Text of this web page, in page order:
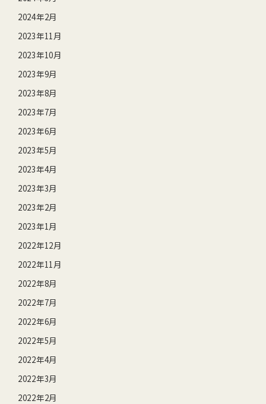
2024年2月
2023年11月
2023年10月
2023年9月
2023年8月
2023年7月
2023年6月
2023年5月
2023年4月
2023年3月
2023年2月
2023年1月
2022年12月
2022年11月
2022年8月
2022年7月
2022年6月
2022年5月
2022年4月
2022年3月
2022年2月